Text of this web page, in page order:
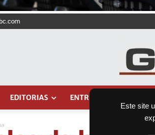
Este site
EDITORIAS ENTRETENIMENTO